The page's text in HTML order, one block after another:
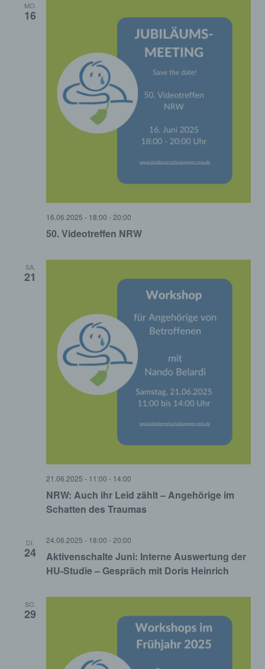
MO.
16
50. Videotreffen NRW
16.06.2025 - 18:00 -20:00
SA.
21
NRW: Auch ihr Leid zählt – Angehörige im
Schatten des Traumas
21.06.2025 - 11:00 - 14:00
DI.
24
Aktivenschalte Juni: Interne Auswertung der
HU-Studie – Gespräch mit Doris Heinrich
24.06.2025 - 18:00 -20:00
SO.
29